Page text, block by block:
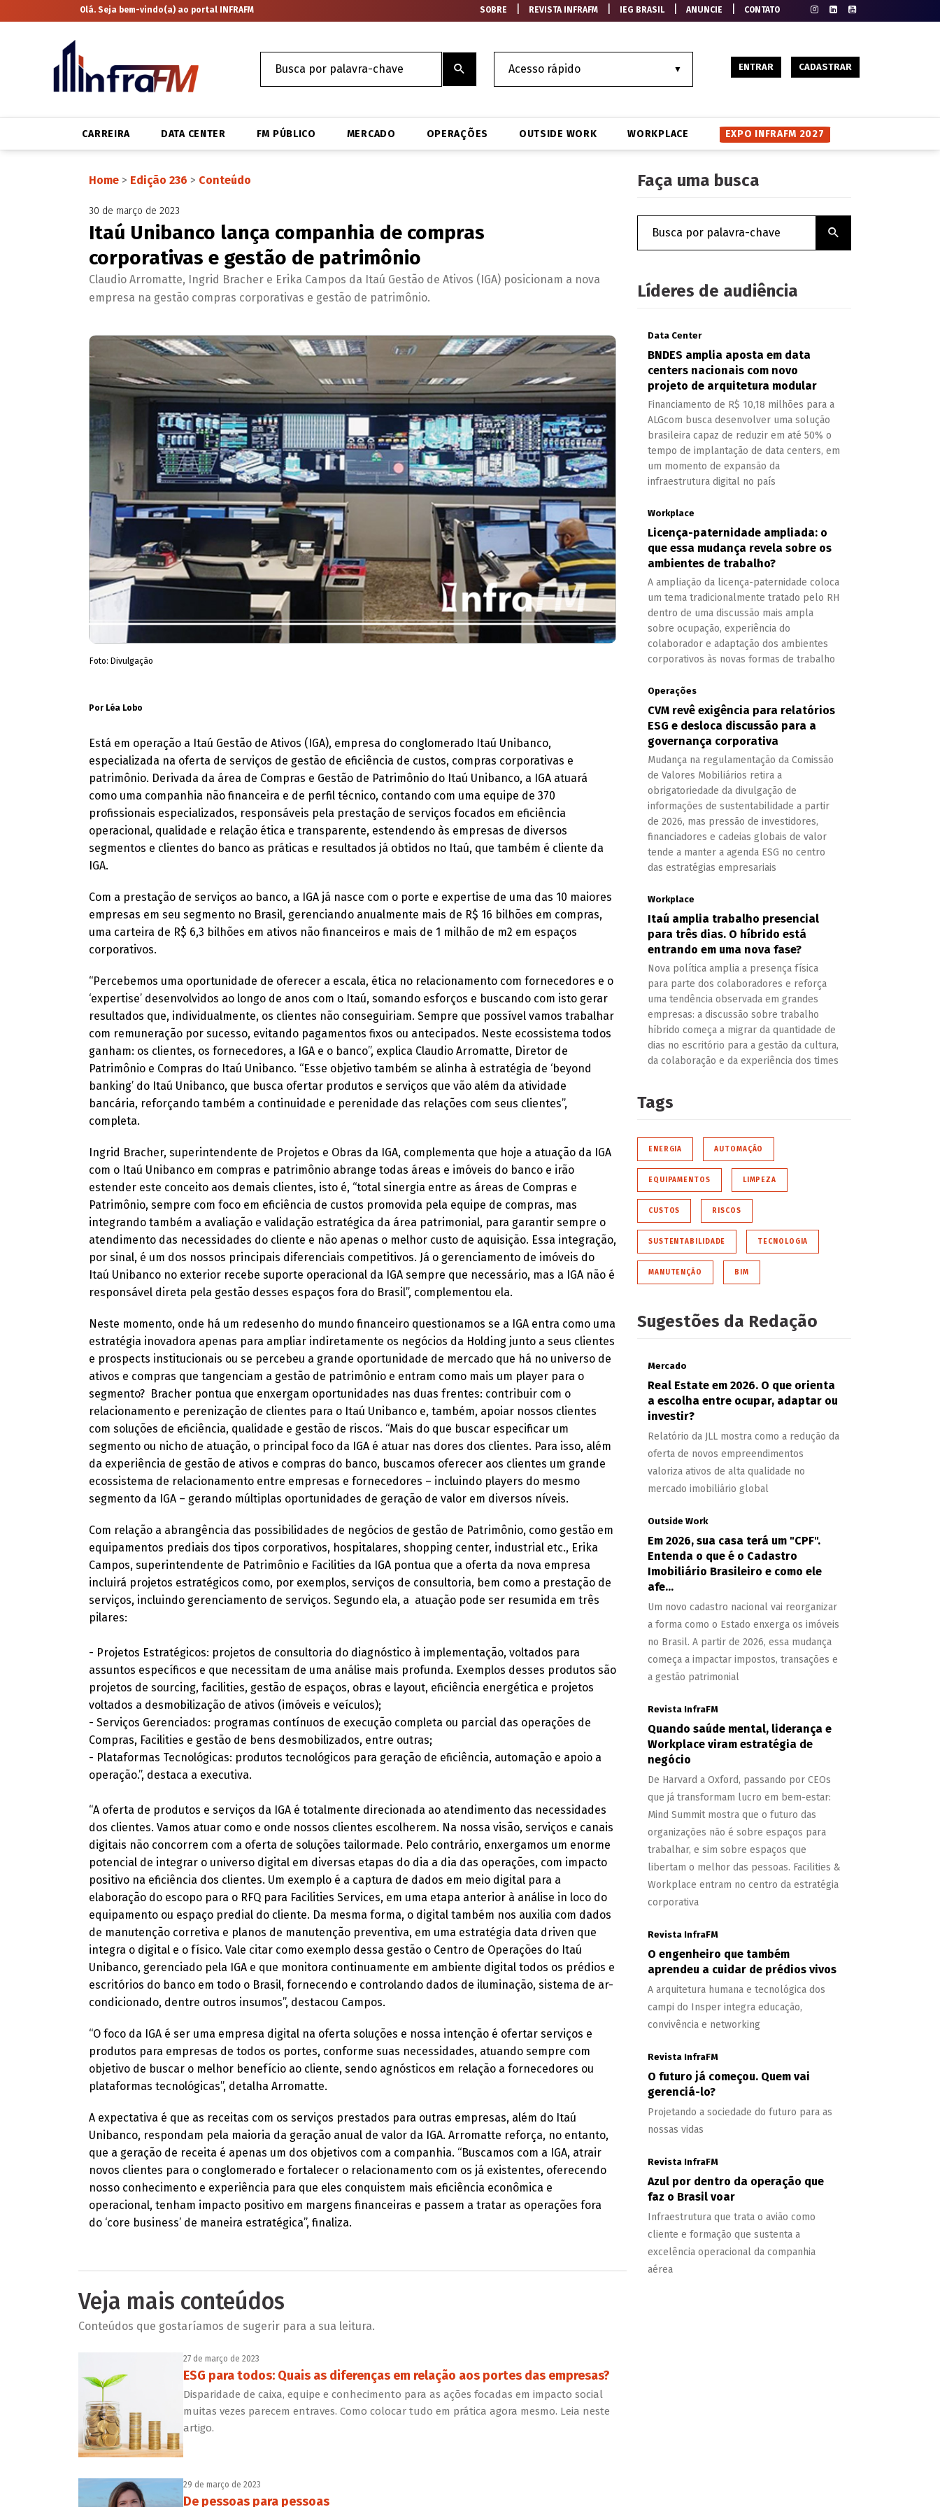
Olá. Seja bem-vindo(a) ao portal INFRAFM SOBRE REVISTA INFRAFM IEG BRASIL|ANUNCIE CONTATO
ENTRAR CADASTRAR
CARREIRA DATA CENTER FM PÚBLICO MERCADO OPERAÇÕES OUTSIDE WORK WORKPLACE EXPO INFRAFM 2027
Home> Edição 236 > Conteúdo
30 de março de 2023
Itaú Unibanco lança companhia de compras
corporativas e gestão de patrimônio
Claudio Arromatte, Ingrid Bracher e Erika Campos da Itaú Gestão de Ativos (IGA) posicionam a nova
empresa na gestão compras corporativas e gestão de patrimônio.
Foto: Divulgação
Por Léa Lobo
Está em operação a Itaú Gestão de Ativos (IGA), empresa do conglomerado Itaú Unibanco,
especializada na oferta de serviços de gestão de eficiência de custos, compras corporativas e
patrimônio. Derivada da área de Compras e Gestão de Patrimônio do Itaú Unibanco, a IGA atuará
como uma companhia não financeira e de perfil técnico, contando com uma equipe de 370
profissionais especializados, responsáveis pela prestação de serviços focados em eficiência
operacional, qualidade e relação ética e transparente, estendendo às empresas de diversos
segmentos e clientes do banco as práticas e resultados já obtidos no Itaú, que também é cliente da
IGA.
Com a prestação de serviços ao banco, a IGA já nasce com o porte e expertise de uma das 10 maiores
empresas em seu segmento no Brasil, gerenciando anualmente mais de R$ 16 bilhões em compras,
uma carteira de R$ 6,3 bilhões em ativos não financeiros e mais de 1 milhão de m2 em espaços
corporativos.
“Percebemos uma oportunidade de oferecer a escala, ética no relacionamento com fornecedores e o
‘expertise’ desenvolvidos ao longo de anos com o Itaú, somando esforços e buscando com isto gerar
resultados que, individualmente, os clientes não conseguiriam. Sempre que possível vamos trabalhar
com remuneração por sucesso, evitando pagamentos fixos ou antecipados. Neste ecossistema todos
ganham: os clientes, os fornecedores, a IGA e o banco”, explica Claudio Arromatte, Diretor de
Patrimônio e Compras do Itaú Unibanco. “Esse objetivo também se alinha à estratégia de ‘beyond
banking’ do Itaú Unibanco, que busca ofertar produtos e serviços que vão além da atividade
bancária, reforçando também a continuidade e perenidade das relações com seus clientes”,
completa.
Ingrid Bracher, superintendente de Projetos e Obras da IGA, complementa que hoje a atuação da IGA
com o Itaú Unibanco em compras e patrimônio abrange todas áreas e imóveis do banco e irão
estender este conceito aos demais clientes, isto é, “total sinergia entre as áreas de Compras e
Patrimônio, sempre com foco em eficiência de custos promovida pela equipe de compras, mas
integrando também a avaliação e validação estratégica da área patrimonial, para garantir sempre o
atendimento das necessidades do cliente e não apenas o melhor custo de aquisição. Essa integração,
por sinal, é um dos nossos principais diferenciais competitivos. Já o gerenciamento de imóveis do
Itaú Unibanco no exterior recebe suporte operacional da IGA sempre que necessário, mas a IGA não é
responsável direta pela gestão desses espaços fora do Brasil”, complementou ela.
Neste momento, onde há um redesenho do mundo financeiro questionamos se a IGA entra como uma
estratégia inovadora apenas para ampliar indiretamente os negócios da Holding junto a seus clientes
e prospects institucionais ou se percebeu a grande oportunidade de mercado que há no universo de
ativos e compras que tangenciam a gestão de patrimônio e entram como mais um player para o
segmento? Bracher pontua que enxergam oportunidades nas duas frentes: contribuir com o
relacionamento e perenização de clientes para o Itaú Unibanco e, também, apoiar nossos clientes
com soluções de eficiência, qualidade e gestão de riscos. “Mais do que buscar especificar um
segmento ou nicho de atuação, o principal foco da IGA é atuar nas dores dos clientes. Para isso, além
da experiência de gestão de ativos e compras do banco, buscamos oferecer aos clientes um grande
ecossistema de relacionamento entre empresas e fornecedores – incluindo players do mesmo
segmento da IGA – gerando múltiplas oportunidades de geração de valor em diversos níveis.
Com relação a abrangência das possibilidades de negócios de gestão de Patrimônio, como gestão em
equipamentos prediais dos tipos corporativos, hospitalares, shopping center, industrial etc., Erika
Campos, superintendente de Patrimônio e Facilities da IGA pontua que a oferta da nova empresa
incluirá projetos estratégicos como, por exemplos, serviços de consultoria, bem como a prestação de
serviços, incluindo gerenciamento de serviços. Segundo ela, a atuação pode ser resumida em três
pilares:
- Projetos Estratégicos: projetos de consultoria do diagnóstico à implementação, voltados para
assuntos específicos e que necessitam de uma análise mais profunda. Exemplos desses produtos são
projetos de sourcing, facilities, gestão de espaços, obras e layout, eficiência energética e projetos
voltados a desmobilização de ativos (imóveis e veículos);
- Serviços Gerenciados: programas contínuos de execução completa ou parcial das operações de
Compras, Facilities e gestão de bens desmobilizados, entre outras;
- Plataformas Tecnológicas: produtos tecnológicos para geração de eficiência, automação e apoio a
operação.”, destaca a executiva.
“A oferta de produtos e serviços da IGA é totalmente direcionada ao atendimento das necessidades
dos clientes. Vamos atuar como e onde nossos clientes escolherem. Na nossa visão, serviços e canais
digitais não concorrem com a oferta de soluções tailormade. Pelo contrário, enxergamos um enorme
potencial de integrar o universo digital em diversas etapas do dia a dia das operações, com impacto
positivo na eficiência dos clientes. Um exemplo é a captura de dados em meio digital para a
elaboração do escopo para o RFQ para Facilities Services, em uma etapa anterior à análise in loco do
equipamento ou espaço predial do cliente. Da mesma forma, o digital também nos auxilia com dados
de manutenção corretiva e planos de manutenção preventiva, em uma estratégia data driven que
integra o digital e o físico. Vale citar como exemplo dessa gestão o Centro de Operações do Itaú
Unibanco, gerenciado pela IGA e que monitora continuamente em ambiente digital todos os prédios e
escritórios do banco em todo o Brasil, fornecendo e controlando dados de iluminação, sistema de ar-
condicionado, dentre outros insumos”, destacou Campos.
“O foco da IGA é ser uma empresa digital na oferta soluções e nossa intenção é ofertar serviços e
produtos para empresas de todos os portes, conforme suas necessidades, atuando sempre com
objetivo de buscar o melhor benefício ao cliente, sendo agnósticos em relação a fornecedores ou
plataformas tecnológicas”, detalha Arromatte.
A expectativa é que as receitas com os serviços prestados para outras empresas, além do Itaú
Unibanco, respondam pela maioria da geração anual de valor da IGA. Arromatte reforça, no entanto,
que a geração de receita é apenas um dos objetivos com a companhia. “Buscamos com a IGA, atrair
novos clientes para o conglomerado e fortalecer o relacionamento com os já existentes, oferecendo
nosso conhecimento e experiência para que eles conquistem mais eficiência econômica e
operacional, tenham impacto positivo em margens financeiras e passem a tratar as operações fora
do ‘core business’ de maneira estratégica”, finaliza.
Veja mais conteúdos
Conteúdos que gostaríamos de sugerir para a sua leitura.
27 de março de 2023
ESG para todos: Quais as diferenças em relação aos portes das empresas?
Disparidade de caixa, equipe e conhecimento para as ações focadas em impacto social
muitas vezes parecem entraves. Como colocar tudo em prática agora mesmo. Leia neste
artigo.
29 de março de 2023
De pessoas para pessoas
Faça uma busca
Líderes de audiência
Data Center
BNDES amplia aposta em data
centers nacionais com novo
projeto de arquitetura modular
Financiamento de R$ 10,18 milhões para a
ALGcom busca desenvolver uma solução
brasileira capaz de reduzir em até 50% o
tempo de implantação de data centers, em
um momento de expansão da
infraestrutura digital no país
Workplace
Licença-paternidade ampliada: o
que essa mudança revela sobre os
ambientes de trabalho?
A ampliação da licença-paternidade coloca
um tema tradicionalmente tratado pelo RH
dentro de uma discussão mais ampla
sobre ocupação, experiência do
colaborador e adaptação dos ambientes
corporativos às novas formas de trabalho
Operações
CVM revê exigência para relatórios
ESG e desloca discussão para a
governança corporativa
Mudança na regulamentação da Comissão
de Valores Mobiliários retira a
obrigatoriedade da divulgação de
informações de sustentabilidade a partir
de 2026, mas pressão de investidores,
financiadores e cadeias globais de valor
tende a manter a agenda ESG no centro
das estratégias empresariais
Workplace
Itaú amplia trabalho presencial
para três dias. O híbrido está
entrando em uma nova fase?
Nova política amplia a presença física
para parte dos colaboradores e reforça
uma tendência observada em grandes
empresas: a discussão sobre trabalho
híbrido começa a migrar da quantidade de
dias no escritório para a gestão da cultura,
da colaboração e da experiência dos times
Tags
ENERGIA AUTOMAÇÃO
EQUIPAMENTOS LIMPEZA
CUSTOS RISCOS
SUSTENTABILIDADE TECNOLOGIA
MANUTENÇÃO BIM
Sugestões da Redação
Mercado
Real Estate em 2026. O que orienta
a escolha entre ocupar, adaptar ou
investir?
Relatório da JLL mostra como a redução da
oferta de novos empreendimentos
valoriza ativos de alta qualidade no
mercado imobiliário global
Outside Work
Em 2026, sua casa terá um "CPF".
Entenda o que é o Cadastro
Imobiliário Brasileiro e como ele
afe...
Um novo cadastro nacional vai reorganizar
a forma como o Estado enxerga os imóveis
no Brasil. A partir de 2026, essa mudança
começa a impactar impostos, transações e
a gestão patrimonial
Revista InfraFM
Quando saúde mental, liderança e
Workplace viram estratégia de
negócio
De Harvard a Oxford, passando por CEOs
que já transformam lucro em bem-estar:
Mind Summit mostra que o futuro das
organizações não é sobre espaços para
trabalhar, e sim sobre espaços que
libertam o melhor das pessoas. Facilities &
Workplace entram no centro da estratégia
corporativa
Revista InfraFM
O engenheiro que também
aprendeu a cuidar de prédios vivos
A arquitetura humana e tecnológica dos
campi do Insper integra educação,
convivência e networking
Revista InfraFM
O futuro já começou. Quem vai
gerenciá-lo?
Projetando a sociedade do futuro para as
nossas vidas
Revista InfraFM
Azul por dentro da operação que
faz o Brasil voar
Infraestrutura que trata o avião como
cliente e formação que sustenta a
excelência operacional da companhia
aérea